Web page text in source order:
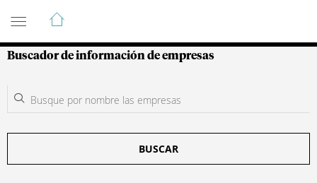
Guía de Empresas Colombianas
Buscador de información de empresas
BUSCAR